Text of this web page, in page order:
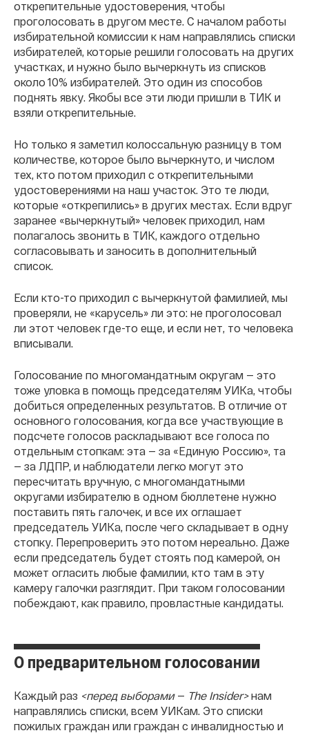
открепительные удостоверения, чтобы
проголосовать в другом месте. С началом работы
избирательной комиссии к нам направлялись списки
избирателей, которые решили голосовать на других
участках, и нужно было вычеркнуть из списков
около 10% избирателей. Это один из способов
поднять явку. Якобы все эти люди пришли в ТИК и
взяли открепительные.
Но только я заметил колоссальную разницу в том
количестве, которое было вычеркнуто, и числом
тех, кто потом приходил с открепительными
удостоверениями на наш участок. Это те люди,
которые «открепились» в других местах. Если вдруг
заранее «вычеркнутый» человек приходил, нам
полагалось звонить в ТИК, каждого отдельно
согласовывать и заносить в дополнительный
список.
Если кто-то приходил с вычеркнутой фамилией, мы
проверяли, не «карусель» ли это: не проголосовал
ли этот человек где-то еще, и если нет, то человека
вписывали.
Голосование по многомандатным округам — это
тоже уловка в помощь председателям УИКа, чтобы
добиться определенных результатов. В отличие от
основного голосования, когда все участвующие в
подсчете голосов раскладывают все голоса по
отдельным стопкам: эта — за «Единую Россию», та
— за ЛДПР, и наблюдатели легко могут это
пересчитать вручную, с многомандатными
округами избирателю в одном бюллетене нужно
поставить пять галочек, и все их оглашает
председатель УИКа, после чего складывает в одну
стопку. Перепроверить это потом нереально. Даже
если председатель будет стоять под камерой, он
может огласить любые фамилии, кто там в эту
камеру галочки разглядит. При таком голосовании
побеждают, как правило, провластные кандидаты.
О предварительном голосовании
Каждый раз <перед выборами — The Insider>нам
направлялись списки, всем УИКам. Это списки
пожилых граждан или граждан с инвалидностью и